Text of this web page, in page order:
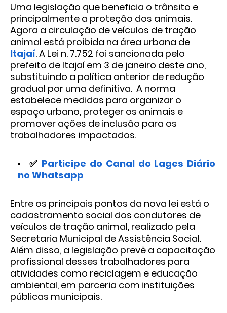
Uma legislação que beneficia o trânsito e
principalmente a proteção dos animais.
Agora a circulação de veículos de tração
animal está proibida na área urbana de
Itajaí. A Lei n. 7.752 foi sancionada pelo
prefeito de Itajaí em 3 de janeiro deste ano,
substituindo a política anterior de redução
gradual por uma definitiva. A norma
estabelece medidas para organizar o
espaço urbano, proteger os animais e
promover ações de inclusão para os
trabalhadores impactados.
✅ Participe do Canal do Lages Diário
no Whatsapp
Entre os principais pontos da nova lei está o
cadastramento social dos condutores de
veículos de tração animal, realizado pela
Secretaria Municipal de Assistência Social.
Além disso, a legislação prevê a capacitação
profissional desses trabalhadores para
atividades como reciclagem e educação
ambiental, em parceria com instituições
públicas municipais.